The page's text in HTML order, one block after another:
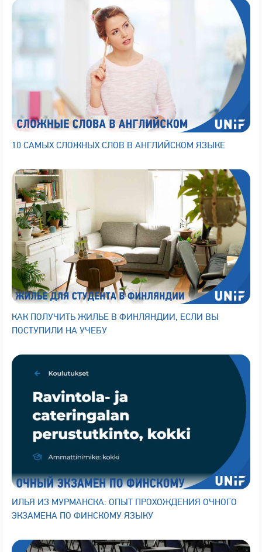
10 САМЫХ СЛОЖНЫХ СЛОВ В АНГЛИЙСКОМ ЯЗЫКЕ
КАК ПОЛУЧИТЬ ЖИЛЬЕ В ФИНЛЯНДИИ, ЕСЛИ ВЫ
ПОСТУПИЛИ НА УЧЕБУ
ИЛЬЯ ИЗ МУРМАНСКА: ОПЫТ ПРОХОЖДЕНИЯ ОЧНОГО
ЭКЗАМЕНА ПО ФИНСКОМУ ЯЗЫКУ